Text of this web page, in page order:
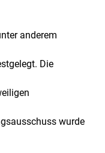
anderem
Die
wurde